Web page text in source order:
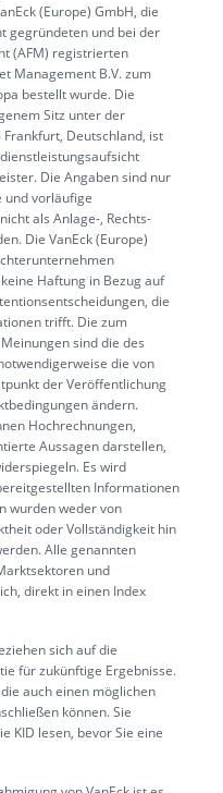
(Europe) GmbH, die
gegründeten und bei der
(AFM) registrierten
Management B.V. zum
bestellt wurde. Die
Sitz unter der
Deutschland, ist
Die Angaben sind nur
und vorläufige
als Anlage-, Rechts-
Die VanEck (Europe)
Haftung in Bezug auf
die
trifft. Die zum
sind die des
die von
der Veröffentlichung
ändern.
Hochrechnungen,
Aussagen darstellen,
Es wird
Informationen
wurden weder von
oder Vollständigkeit hin
Alle genannten
und
direkt in einen Index
sich auf die
für zukünftige Ergebnisse.
auch einen möglichen
können. Sie
KID lesen, bevor Sie eine